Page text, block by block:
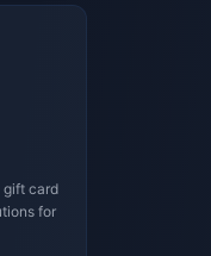
gift card
for